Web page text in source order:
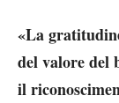
«La
del valore del
il